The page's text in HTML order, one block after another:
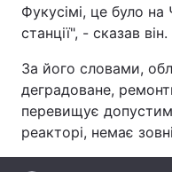
Екологія
Відео з Youtube
Фукусімі, це було на
станції", - сказав він.
За його словами,
деградоване,
перевищує
реакторі, немає